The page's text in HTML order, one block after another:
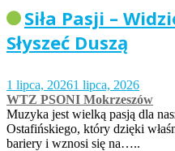
Siła Pasji –
Słyszeć Duszą
1 lipca, 20261 lipca, 2026
WTZ PSONI Mokrzeszów
Muzyka jest wielką pasją dla
Ostafińskiego, który dzięki
bariery i wznosi się na…..